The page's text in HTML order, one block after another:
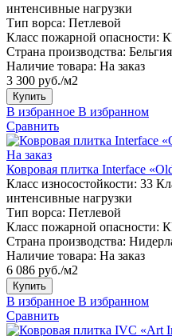
интенсивные нагрузки
Тип ворса: Петлевой
Класс пожарной опасности:
Страна производства: Бельгия
Наличие товара: На заказ
3 300 руб./м2
Купить
В избранное В избранном
Сравнить
На заказ
Ковровая плитка Interface
Класс износостойкости: 33
интенсивные нагрузки
Тип ворса: Петлевой
Класс пожарной опасности:
Страна производства:
Наличие товара: На заказ
6 086 руб./м2
Купить
В избранное В избранном
Сравнить